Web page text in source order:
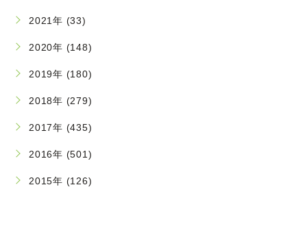
2021年 (33)
2020年 (148)
2019年 (180)
2018年 (279)
2017年 (435)
2016年 (501)
2015年 (126)